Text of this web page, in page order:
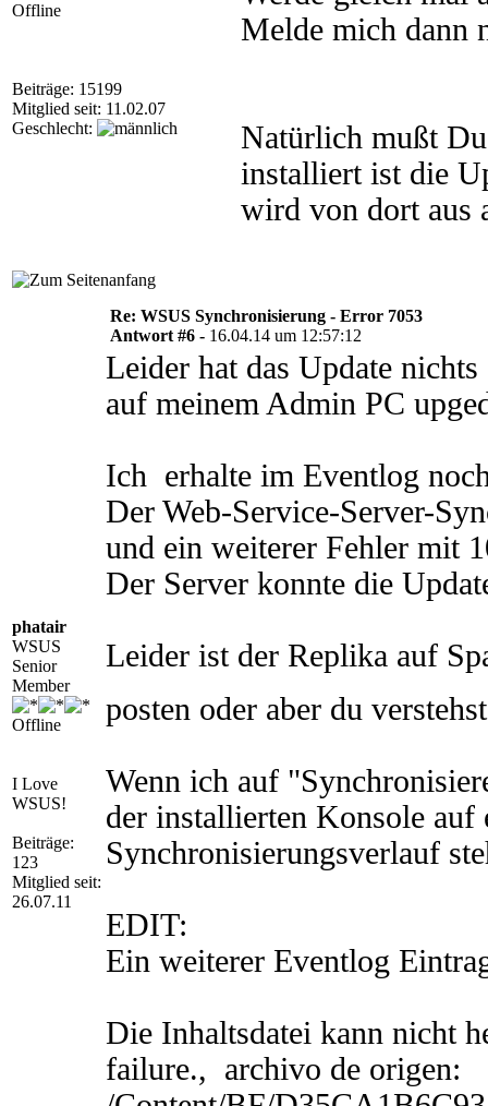
Offline
Beiträge: 15199
Mitglied seit: 11.02.07
Geschlecht:
Melde mich dann
Natürlich mußt
installiert ist die
wird von dort aus
phatair
WSUS
Senior
Member
Offline
I Love
WSUS!
Beiträge:
123
Mitglied seit:
26.07.11
Re: WSUS Synchronisierung - Error 7053
Antwort #6 - 16.04.14 um 12:57:12
Leider hat das Update
auf meinem Admin PC
Ich erhalte im Eventlog
Der Web-Service-Server-
und ein weiterer Fehler mit
Der Server konnte die
Leider ist der Replika auf
posten oder aber du
Wenn ich auf
der installierten Konsole auf
Synchronisierungsverlauf
EDIT:
Ein weiterer Eventlog
Die Inhaltsdatei kann nicht
failure., archivo de origen: